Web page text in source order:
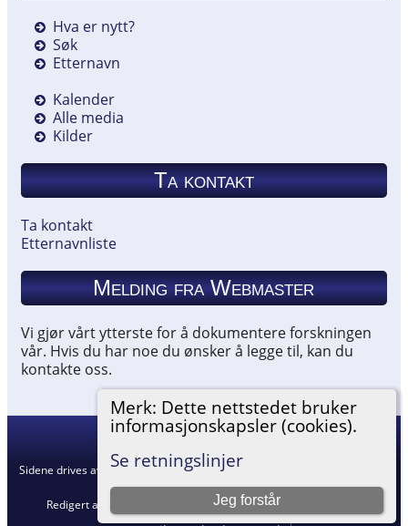
Merk: Dette nettstedet bruker
informasjonskapsler (cookies).
Se retningslinjer
Jeg forstår
Hva er nytt?
Søk
Etternavn
Kalender
Alle media
Kilder
Ta kontakt
Ta kontakt
Etternavnliste
Melding fra Webmaster
Vi gjør vårt ytterste for å dokumentere forskningen
vår. Hvis du har noe du ønsker å legge til, kan du
kontakte oss.
Hemneslekt 2026
Sidene drives av The Next Generation of Genealogy Sitebuilding
Redigert av
Retningslinjer for personvern